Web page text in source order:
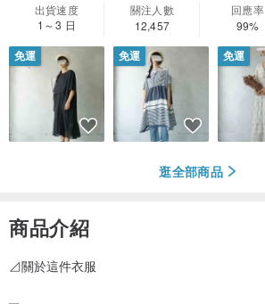
出貨速度
1～3 日
關注人數
12,457
回應率
99%
免運 免運 免運
逛全部商品
商品介紹
⊿關於這件衣服